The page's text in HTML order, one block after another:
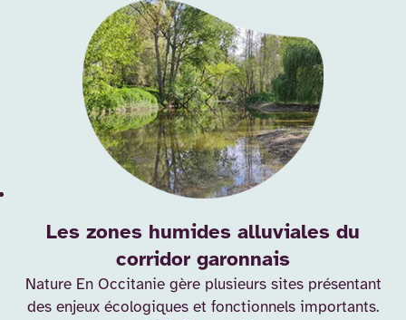
Les zones humides alluviales du
corridor garonnais
Nature En Occitanie gère plusieurs sites présentant
des enjeux écologiques et fonctionnels importants.